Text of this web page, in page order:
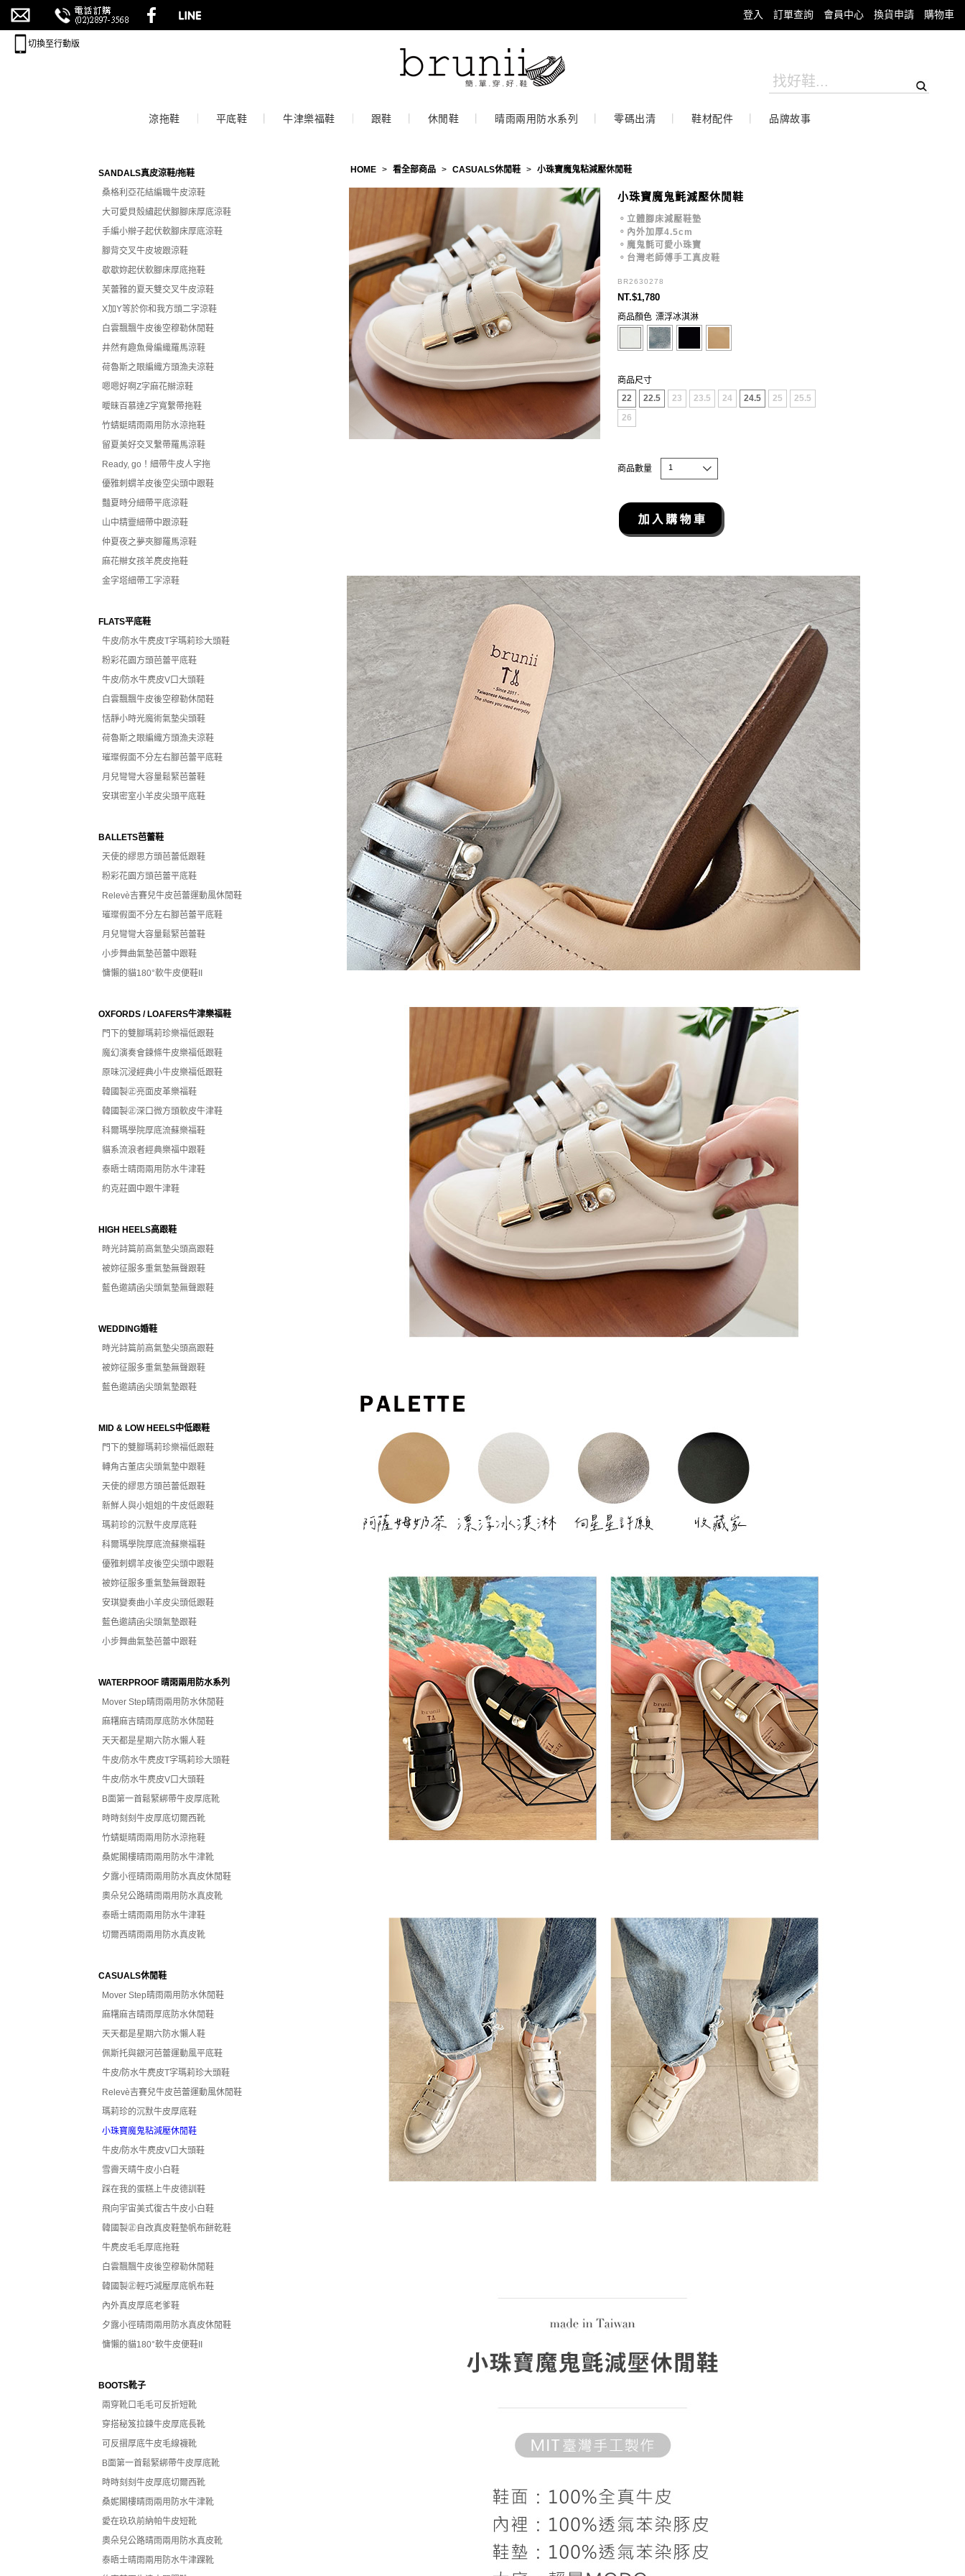
登入 訂單查詢 會員中心 換貨申請 購物車
切換至行動版
涼拖鞋 平底鞋 牛津樂福鞋 跟鞋 休閒鞋 晴雨兩用防水系列 零碼出清 鞋材配件 品牌故事
SANDALS真皮涼鞋/拖鞋
桑格利亞花結編職牛皮涼鞋
大可愛貝殼繡起伏腳腳床厚底涼鞋
手編小辮子起伏軟腳床厚底涼鞋
腳背交叉牛皮坡跟涼鞋
歇歇妳起伏軟腳床厚底拖鞋
芙蕾雅的夏天雙交叉牛皮涼鞋
X加Y等於你和我方頭二字涼鞋
白雲飄飄牛皮後空穆勒休閒鞋
井然有趣魚骨編織羅馬涼鞋
荷魯斯之眼編織方頭漁夫涼鞋
嗯嗯好啊Z字麻花辮涼鞋
曖昧百慕達Z字寬繫帶拖鞋
竹蜻蜓晴雨兩用防水涼拖鞋
留夏美好交叉繫帶羅馬涼鞋
Ready, go！細帶牛皮人字拖
優雅刺蝟羊皮後空尖頭中跟鞋
豔夏時分細帶平底涼鞋
山中精靈細帶中跟涼鞋
仲夏夜之夢夾腳羅馬涼鞋
麻花辮女孩羊麂皮拖鞋
金字塔細帶工字涼鞋
FLATS平底鞋
牛皮/防水牛麂皮T字瑪莉珍大頭鞋
粉彩花園方頭芭蕾平底鞋
牛皮/防水牛麂皮V口大頭鞋
白雲飄飄牛皮後空穆勒休閒鞋
恬靜小時光魔術氣墊尖頭鞋
荷魯斯之眼編織方頭漁夫涼鞋
璀璨假面不分左右腳芭蕾平底鞋
月兒彎彎大容量鬆緊芭蕾鞋
安琪密室小羊皮尖頭平底鞋
BALLETS芭蕾鞋
天使的繆思方頭芭蕾低跟鞋
粉彩花園方頭芭蕾平底鞋
Relevè吉賽兒牛皮芭蕾運動風休閒鞋
璀璨假面不分左右腳芭蕾平底鞋
月兒彎彎大容量鬆緊芭蕾鞋
小步舞曲氣墊芭蕾中跟鞋
慵懶的貓180°軟牛皮便鞋II
OXFORDS / LOAFERS牛津樂福鞋
門下的雙腳瑪莉珍樂福低跟鞋
魔幻演奏會鍊條牛皮樂福低跟鞋
原味沉浸經典小牛皮樂福低跟鞋
韓國製㊣亮面皮革樂福鞋
韓國製㊣深口微方頭軟皮牛津鞋
科爾瑪學院厚底流蘇樂福鞋
貓系流浪者經典樂福中跟鞋
泰晤士晴雨兩用防水牛津鞋
約克莊園中跟牛津鞋
HIGH HEELS高跟鞋
時光詩篇前高氣墊尖頭高跟鞋
被妳征服多重氣墊無聲跟鞋
藍色邀請函尖頭氣墊無聲跟鞋
WEDDING婚鞋
時光詩篇前高氣墊尖頭高跟鞋
被妳征服多重氣墊無聲跟鞋
藍色邀請函尖頭氣墊跟鞋
MID & LOW HEELS中低跟鞋
門下的雙腳瑪莉珍樂福低跟鞋
轉角古董店尖頭氣墊中跟鞋
天使的繆思方頭芭蕾低跟鞋
新鮮人與小姐姐的牛皮低跟鞋
瑪莉珍的沉默牛皮厚底鞋
科爾瑪學院厚底流蘇樂福鞋
優雅刺蝟羊皮後空尖頭中跟鞋
被妳征服多重氣墊無聲跟鞋
安琪變奏曲小羊皮尖頭低跟鞋
藍色邀請函尖頭氣墊跟鞋
小步舞曲氣墊芭蕾中跟鞋
WATERPROOF 晴雨兩用防水系列
Mover Step晴雨兩用防水休閒鞋
麻糬麻吉晴雨厚底防水休閒鞋
天天都是星期六防水懶人鞋
牛皮/防水牛麂皮T字瑪莉珍大頭鞋
牛皮/防水牛麂皮V口大頭鞋
B面第一首鬆緊綁帶牛皮厚底靴
時時刻刻牛皮厚底切爾西靴
竹蜻蜓晴雨兩用防水涼拖鞋
桑妮閣樓晴雨兩用防水牛津靴
夕露小徑晴雨兩用防水真皮休閒鞋
奧朵兒公路晴雨兩用防水真皮靴
泰晤士晴雨兩用防水牛津鞋
切爾西晴雨兩用防水真皮靴
CASUALS休閒鞋
Mover Step晴雨兩用防水休閒鞋
麻糬麻吉晴雨厚底防水休閒鞋
天天都是星期六防水懶人鞋
佩斯托與銀河芭蕾運動風平底鞋
牛皮/防水牛麂皮T字瑪莉珍大頭鞋
Relevè吉賽兒牛皮芭蕾運動風休閒鞋
瑪莉珍的沉默牛皮厚底鞋
小珠寶魔鬼粘減壓休閒鞋
牛皮/防水牛麂皮V口大頭鞋
雪霽天晴牛皮小白鞋
踩在我的蛋糕上牛皮德訓鞋
飛向宇宙美式復古牛皮小白鞋
韓國製㊣自改真皮鞋墊帆布餅乾鞋
牛麂皮毛毛厚底拖鞋
白雲飄飄牛皮後空穆勒休閒鞋
韓國製㊣輕巧減壓厚底帆布鞋
內外真皮厚底老爹鞋
夕露小徑晴雨兩用防水真皮休閒鞋
慵懶的貓180°軟牛皮便鞋II
BOOTS靴子
兩穿靴口毛毛可反折短靴
穿搭秘笈拉鍊牛皮厚底長靴
可反摺厚底牛皮毛線襪靴
B面第一首鬆緊綁帶牛皮厚底靴
時時刻刻牛皮厚底切爾西靴
桑妮閣樓晴雨兩用防水牛津靴
愛在玖玖前納帕牛皮短靴
奧朵兒公路晴雨兩用防水真皮靴
泰晤士晴雨兩用防水牛津踝靴
HOME > 看全部商品 > CASUALS休閒鞋 > 小珠寶魔鬼粘減壓休閒鞋
小珠寶魔鬼氈減壓休閒鞋
。立體腳床減壓鞋墊
。內外加厚4.5cm
。魔鬼氈可愛小珠寶
。台灣老師傅手工真皮鞋
BR2630278
NT.$1,780
商品顏色 漂浮冰淇淋
商品尺寸
22
22.5 23 23.5 24 24.5 25
25.5
26
商品數量 1